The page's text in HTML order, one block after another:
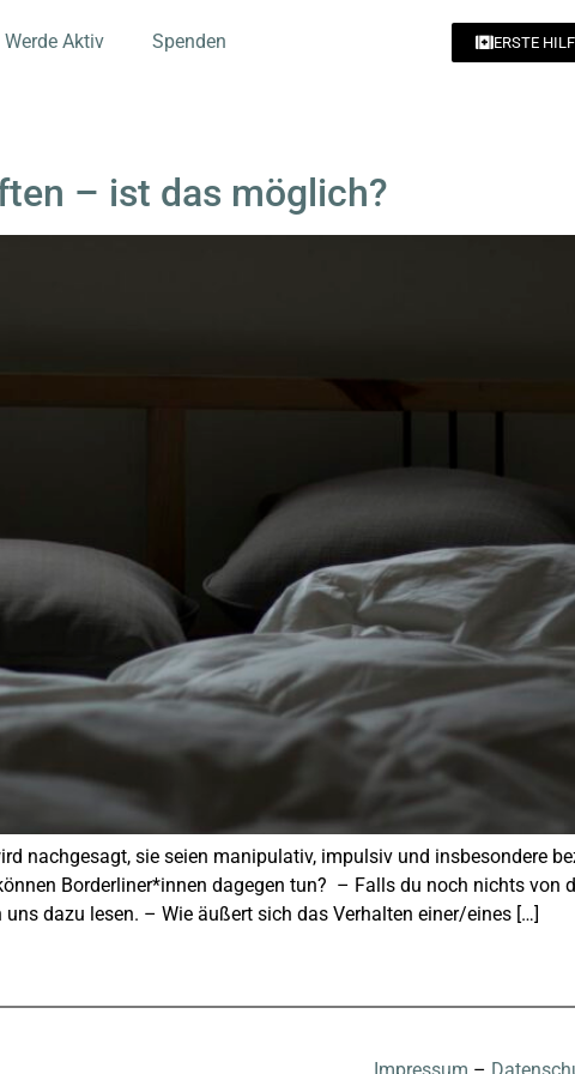
Werde Aktiv Spenden ERSTE
– ist das möglich?
nachgesagt, sie seien manipulativ, impulsiv und insbesondere
Borderliner*innen dagegen tun? – Falls du noch nichts von
dazu lesen. – Wie äußert sich das Verhalten einer/eines […]